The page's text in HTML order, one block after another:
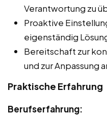
Verantwortung zu
Proaktive
eigenständig
Bereitschaft zur
und zur Anpassung
Praktische Erfahrung
Berufserfahrung: